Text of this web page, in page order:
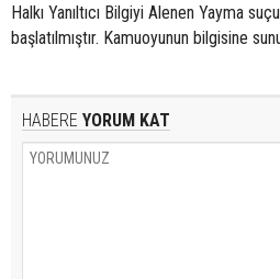
Halkı Yanıltıcı Bilgiyi Alenen Yayma
başlatılmıştır. Kamuoyunun bilgisine
HABERE YORUM KAT